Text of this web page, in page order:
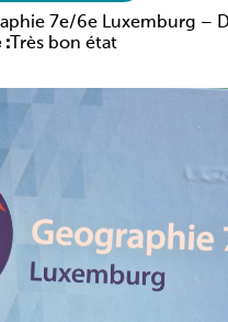
7e/6e Luxemburg –
:Très bon état